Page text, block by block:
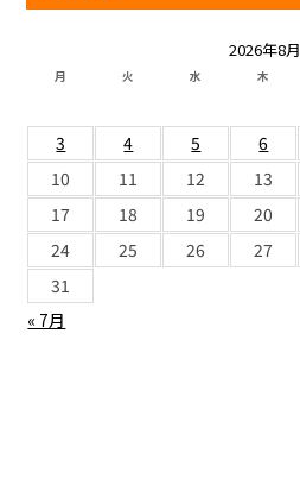
2026年8月
月 火 水 木
« 7月
3
4 5 6
10
11 12 13
17
18 19 20
24
25 26 27
31